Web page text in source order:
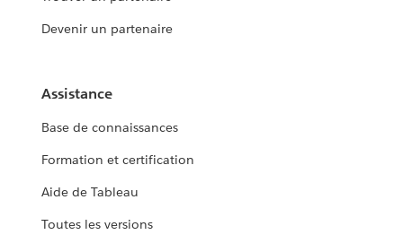
Devenir un partenaire
Assistance
Base de connaissances
Formation et certification
Aide de Tableau
Toutes les versions